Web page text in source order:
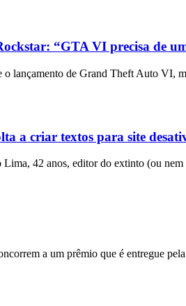
“GTA VI precisa de
o lançamento de Grand Theft Auto VI,
a criar textos para site
42 anos, editor do extinto (ou
a um prêmio que é entregue